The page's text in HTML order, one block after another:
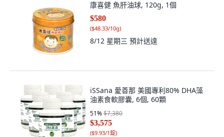
康喜健 魚肝油球, 120g, 1個
$580
($48.33/10g)
8/12 星期三 預計送達
iSSana 愛善那 美國專利80% DHA藻
油素食軟膠囊, 6個, 60顆
51%$7,380
$3,575
($9.93/1錠)